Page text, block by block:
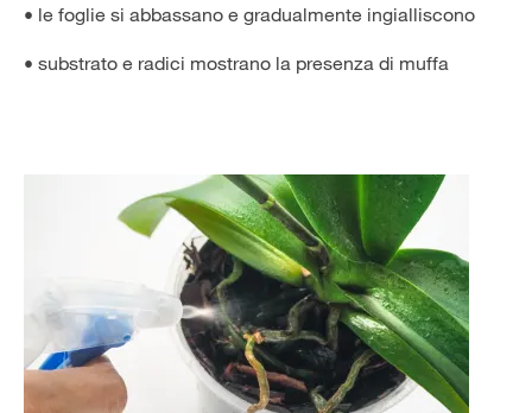
• le foglie si abbassano e gradualmente ingialliscono
• substrato e radici mostrano la presenza di muffa